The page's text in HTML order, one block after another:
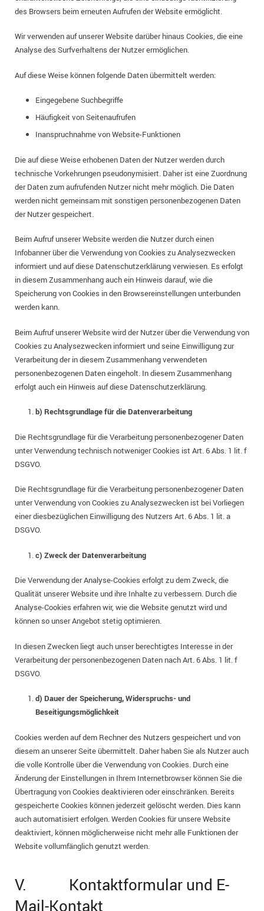
des Browsers beim erneuten Aufrufen der Website ermöglicht.
Wir verwenden auf unserer Website darüber hinaus Cookies, die eine
Analyse des Surfverhaltens der Nutzer ermöglichen.
Auf diese Weise können folgende Daten übermittelt werden:
Eingegebene Suchbegriffe
Häufigkeit von Seitenaufrufen
Inanspruchnahme von Website-Funktionen
Die auf diese Weise erhobenen Daten der Nutzer werden durch
technische Vorkehrungen pseudonymisiert. Daher ist eine Zuordnung
der Daten zum aufrufenden Nutzer nicht mehr möglich. Die Daten
werden nicht gemeinsam mit sonstigen personenbezogenen Daten
der Nutzer gespeichert.
Beim Aufruf unserer Website werden die Nutzer durch einen
Infobanner über die Verwendung von Cookies zu Analysezwecken
informiert und auf diese Datenschutzerklärung verwiesen. Es erfolgt
in diesem Zusammenhang auch ein Hinweis darauf, wie die
Speicherung von Cookies in den Browsereinstellungen unterbunden
werden kann.
Beim Aufruf unserer Website wird der Nutzer über die Verwendung von
Cookies zu Analysezwecken informiert und seine Einwilligung zur
Verarbeitung der in diesem Zusammenhang verwendeten
personenbezogenen Daten eingeholt. In diesem Zusammenhang
erfolgt auch ein Hinweis auf diese Datenschutzerklärung.
b) Rechtsgrundlage für die Datenverarbeitung
Die Rechtsgrundlage für die Verarbeitung personenbezogener Daten
unter Verwendung technisch notweniger Cookies ist Art. 6 Abs. 1 lit. f
DSGVO.
Die Rechtsgrundlage für die Verarbeitung personenbezogener Daten
unter Verwendung von Cookies zu Analysezwecken ist bei Vorliegen
einer diesbezüglichen Einwilligung des Nutzers Art. 6 Abs. 1 lit. a
DSGVO.
c) Zweck der Datenverarbeitung
Die Verwendung der Analyse-Cookies erfolgt zu dem Zweck, die
Qualität unserer Website und ihre Inhalte zu verbessern. Durch die
Analyse-Cookies erfahren wir, wie die Website genutzt wird und
können so unser Angebot stetig optimieren.
In diesen Zwecken liegt auch unser berechtigtes Interesse in der
Verarbeitung der personenbezogenen Daten nach Art. 6 Abs. 1 lit. f
DSGVO.
d) Dauer der Speicherung, Widerspruchs- und
Beseitigungsmöglichkeit
Cookies werden auf dem Rechner des Nutzers gespeichert und von
diesem an unserer Seite übermittelt. Daher haben Sie als Nutzer auch
die volle Kontrolle über die Verwendung von Cookies. Durch eine
Änderung der Einstellungen in Ihrem Internetbrowser können Sie die
Übertragung von Cookies deaktivieren oder einschränken. Bereits
gespeicherte Cookies können jederzeit gelöscht werden. Dies kann
auch automatisiert erfolgen. Werden Cookies für unsere Website
deaktiviert, können möglicherweise nicht mehr alle Funktionen der
Website vollumfänglich genutzt werden.
V. Kontaktformular und E-
Mail-Kontakt